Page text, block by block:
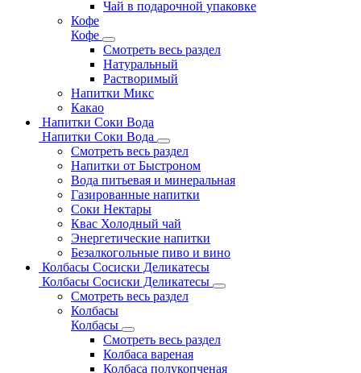
Чай в подарочной упаковке
Кофе
Кофе
Смотреть весь раздел
Натуральный
Растворимый
Напитки Микс
Какао
Напитки Соки Вода
Напитки Соки Вода
Смотреть весь раздел
Напитки от Быстроном
Вода питьевая и минеральная
Газированные напитки
Соки Нектары
Квас Холодный чай
Энергетические напитки
Безалкогольные пиво и вино
Колбасы Сосиски Деликатесы
Колбасы Сосиски Деликатесы
Смотреть весь раздел
Колбасы
Колбасы
Смотреть весь раздел
Колбаса вареная
Колбаса полукопченая